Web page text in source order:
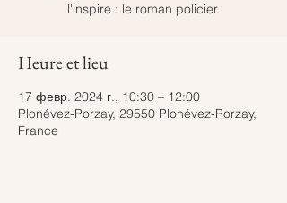
l'inspire : le roman policier.
Heure et lieu
17 февр. 2024 г., 10:30 – 12:00
Plonévez-Porzay, 29550 Plonévez-Porzay,
France